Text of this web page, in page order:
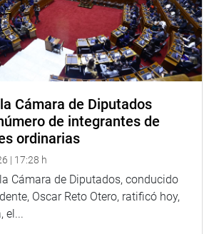
Cámara de Diputados
de integrantes de
ordinarias
| 17:28 h
Cámara de Diputados, conducido
Oscar Reto Otero, ratificó hoy,
el...